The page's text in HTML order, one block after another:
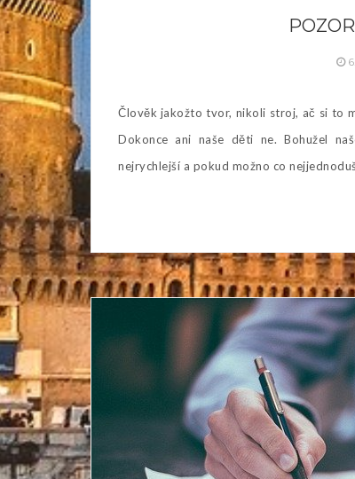
Člověk jakožto tvor, nikoli stroj, ač si to
Dokonce ani naše děti ne. Bohužel
nejrychlejší a pokud možno co